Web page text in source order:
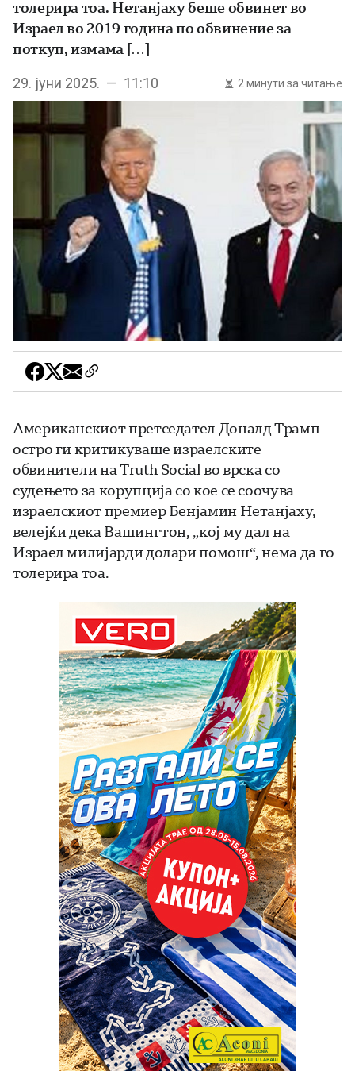
толерира тоа. Нетанјаху беше обвинет во
Израел во 2019 година по обвинение за
поткуп, измама […]
29. јуни 2025. — 11:10 2 минути за читање
Американскиот претседател Доналд Трамп
остро ги критикуваше израелските
обвинители на Truth Social во врска со
судењето за корупција со кое се соочува
израелскиот премиер Бенјамин Нетанјаху,
велејќи дека Вашингтон, „кој му дал на
Израел милијарди долари помош“, нема да го
толерира тоа.